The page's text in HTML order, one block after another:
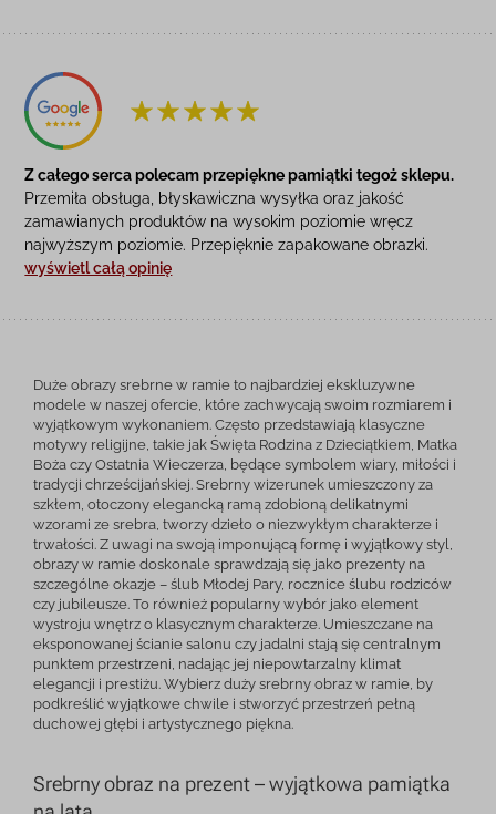
Z całego serca polecam przepiękne pamiątki tegoż sklepu.
Przemiła obsługa, błyskawiczna wysyłka oraz jakość
zamawianych produktów na wysokim poziomie wręcz
najwyższym poziomie. Przepięknie zapakowane obrazki.
wyświetl całą opinię
Duże obrazy srebrne w ramie to najbardziej ekskluzywne
modele w naszej ofercie, które zachwycają swoim rozmiarem i
wyjątkowym wykonaniem. Często przedstawiają klasyczne
motywy religijne, takie jak Święta Rodzina z Dzieciątkiem, Matka
Boża czy Ostatnia Wieczerza, będące symbolem wiary, miłości i
tradycji chrześcijańskiej. Srebrny wizerunek umieszczony za
szkłem, otoczony elegancką ramą zdobioną delikatnymi
wzorami ze srebra, tworzy dzieło o niezwykłym charakterze i
trwałości. Z uwagi na swoją imponującą formę i wyjątkowy styl,
obrazy w ramie doskonale sprawdzają się jako prezenty na
szczególne okazje – ślub Młodej Pary, rocznice ślubu rodziców
czy jubileusze. To również popularny wybór jako element
wystroju wnętrz o klasycznym charakterze. Umieszczane na
eksponowanej ścianie salonu czy jadalni stają się centralnym
punktem przestrzeni, nadając jej niepowtarzalny klimat
elegancji i prestiżu. Wybierz duży srebrny obraz w ramie, by
podkreślić wyjątkowe chwile i stworzyć przestrzeń pełną
duchowej głębi i artystycznego piękna.
Srebrny obraz na prezent – wyjątkowa pamiątka